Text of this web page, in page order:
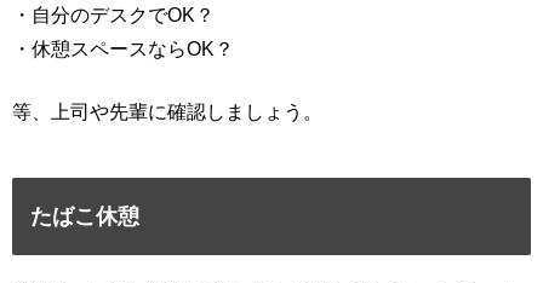
・自分のデスクでOK？
・休憩スペースならOK？
等、上司や先輩に確認しましょう。
たばこ休憩